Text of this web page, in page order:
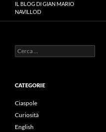
IL BLOG DI GIAN MARIO
NAVILLOD
Ricerca
per:
CATEGORIE
Ciaspole
Curiosità
English